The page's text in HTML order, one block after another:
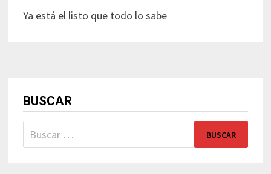
Ya está el listo que todo lo sabe
BUSCAR
Buscar: